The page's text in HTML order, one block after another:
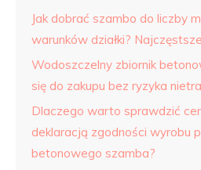
Jak dobrać szambo do liczby
warunków działki?
Wodoszczelny zbiornik
się do zakupu bez ryzyka
Dlaczego warto sprawdzić
deklaracją zgodności wyrobu
betonowego szamba?